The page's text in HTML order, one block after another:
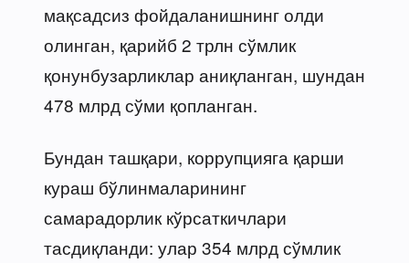
мақсадсиз фойдаланишнинг олди
олинган, қарийб 2 трлн сўмлик
қонунбузарликлар аниқланган, шундан
478 млрд сўми қопланган.
Бундан ташқари, коррупцияга қарши
кураш бўлинмаларининг
самарадорлик кўрсаткичлари
тасдиқланди: улар 354 млрд сўмлик